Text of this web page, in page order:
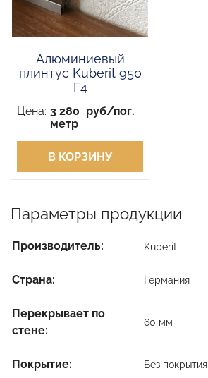
Алюминиевый
плинтус Kuberit 950
F4
Цена: 3 280 руб/пог.
метр
В КОРЗИНУ
Параметры продукции
Производитель: Kuberit
Страна: Германия
Перекрывает по
стене:
60 мм
Покрытие: Без покрытия